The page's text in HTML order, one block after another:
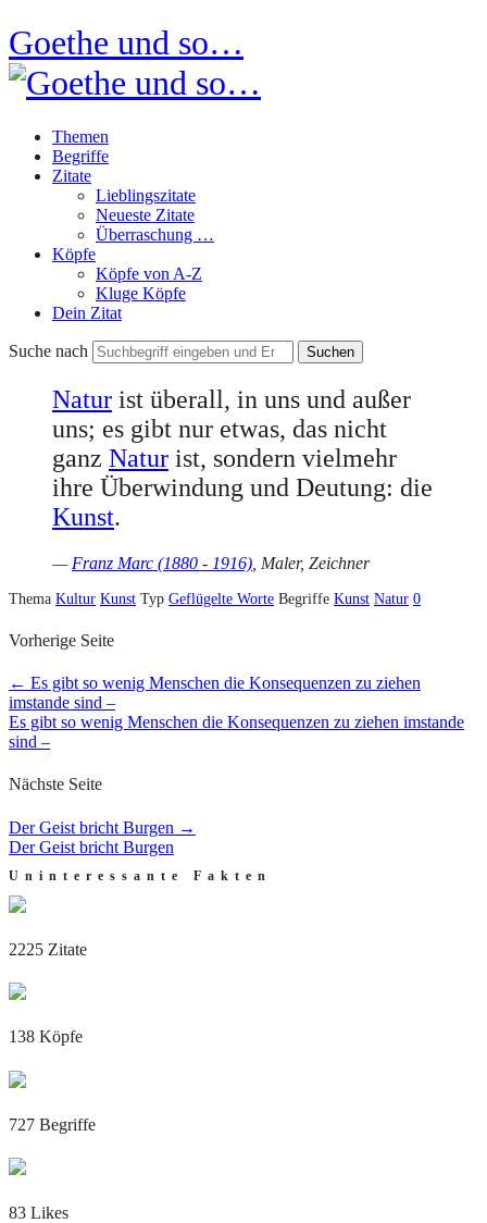
Goethe und so…
Themen
Begriffe
Zitate
Lieblingszitate
Neueste Zitate
Überraschung …
Köpfe
Köpfe von A-Z
Kluge Köpfe
Dein Zitat
Suche nach
Natur ist überall, in uns und außer
uns; es gibt nur etwas, das nicht
ganz Natur ist, sondern vielmehr
ihre Überwindung und Deutung: die
Kunst.
— Franz Marc (1880 - 1916) , Maler, Zeichner
Thema Kultur Kunst Typ Geflügelte Worte Begriffe Kunst Natur 0
Vorherige Seite
← Es gibt so wenig Menschen die Konsequenzen zu ziehen
imstande sind –
Es gibt so wenig Menschen die Konsequenzen zu ziehen imstande
sind –
Nächste Seite
Der Geist bricht Burgen →
Der Geist bricht Burgen
Uninteressante Fakten
2225 Zitate
138 Köpfe
727 Begriffe
83 Likes